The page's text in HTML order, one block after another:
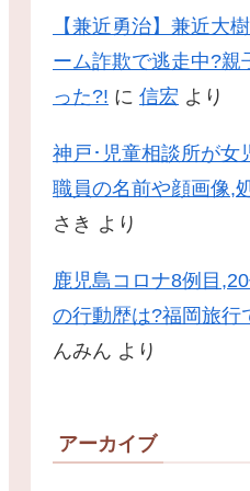
【兼近勇治】兼近大
ーム詐欺で逃走中?親
った?! に 信宏 より
神戸･児童相談所が女
職員の名前や顔画像,
さき より
鹿児島コロナ8例目
の行動歴は?福岡旅行
んみん より
アーカイブ